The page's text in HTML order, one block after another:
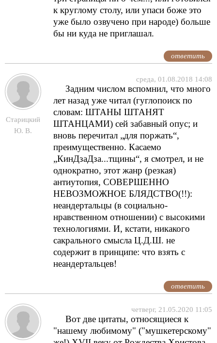
к круглому столу, или упаси боже это
уже было озвучено при народе) больше
бы ни куда не приглашал.
ответить
Старицкий
Ю. В.
среда, 01.08.2018 14:08
Задним числом вспомнил, что много
лет назад уже читал (гуглопоиск по
словам: ШТАНЫ ШТАНЯТ
ШТАНЦАМИ) сей забавный опус; и
вновь перечитал „для поржать“,
преимущественно. Касаемо
„КинДзаДза...тщины“, я смотрел, и не
однократно, этот жанр (резкая)
антиутопия, СОВЕРШЕННО
НЕВОЗМОЖНОЕ БЛЯДСТВО(!!):
неандертальцы (в социально-
нравственном отношении) с высокими
технологиями. И, кстати, никакого
сакрального смысла Ц.Д.Ш. не
содержит в принципе: что взять с
неандертальцев!
ответить
четверг, 21.05.2020 11:05
Вот две цитаты, относящиеся к
"нашему любимому" ("мушкетерскому"